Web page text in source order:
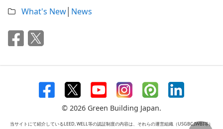
What's New News
© 2026 Green Building Japan.
当サイトにて紹介しているLEED, WELL等の認証制度の内容は、それらの運営組織（USGBC,IWBI等）